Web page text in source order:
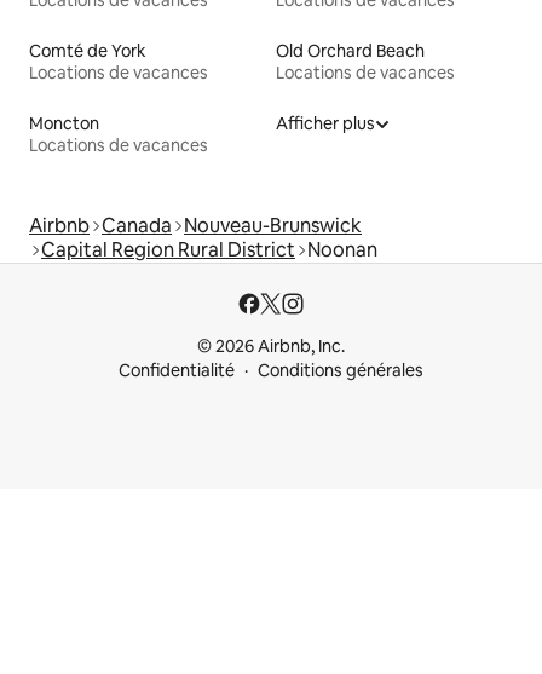
Comté de York
Locations de vacances
Old Orchard Beach
Locations de vacances
Moncton
Locations de vacances
Afficher plus
Airbnb Canada Nouveau-Brunswick
Capital Region Rural District Noonan
© 2026 Airbnb, Inc.
Confidentialité
Conditions générales